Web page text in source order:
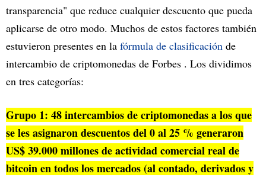
transparencia" que reduce cualquier descuento que pueda
aplicarse de otro modo. Muchos de estos factores también
estuvieron presentes en la fórmula de clasificación de
intercambio de criptomonedas de Forbes . Los dividimos
en tres categorías:
Grupo 1: 48 intercambios de criptomonedas a los que
se les asignaron descuentos del 0 al 25 % generaron
US$ 39.000 millones de actividad comercial real de
bitcoin en todos los mercados (al contado, derivados y